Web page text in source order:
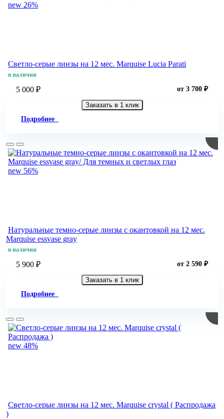
new 26%
Светло-серые линзы на 12 мес. Marquise Lucia Parati
в наличии
5 000 ₽ от 3 700 ₽
Заказать в 1 клик
Подробнее
new 56%
Натуральные темно-серые линзы c окантовкой на 12 мес.
Marquise essvase gray
в наличии
5 900 ₽ от 2 590 ₽
Заказать в 1 клик
Подробнее
new 48%
Светло-серые линзы на 12 мес. Marquise crystal ( Распродажа
)